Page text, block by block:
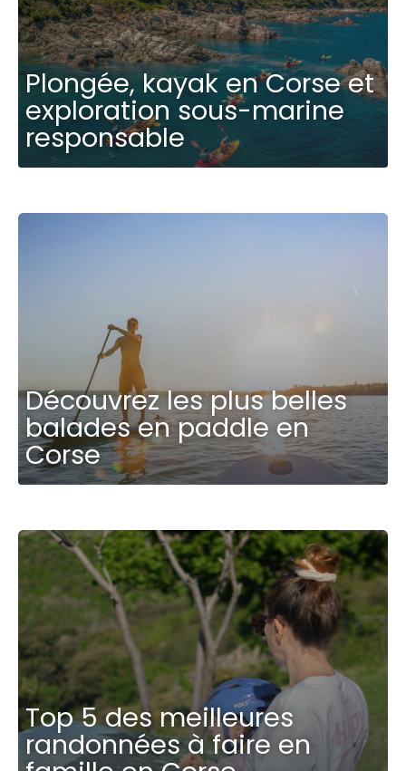
Plongée, kayak en Corse et
exploration sous-marine
responsable
Découvrez les plus belles
balades en paddle en
Corse
Top 5 des meilleures
randonnées à faire en